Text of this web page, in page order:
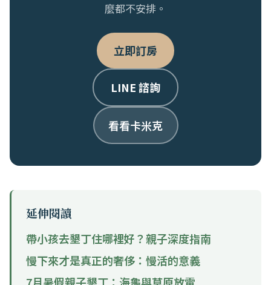
麼都不安排。
立即訂房
LINE 諮詢
看看卡米克
延伸閱讀
帶小孩去墾丁住哪裡好？親子深度指南
慢下來才是真正的奢侈：慢活的意義